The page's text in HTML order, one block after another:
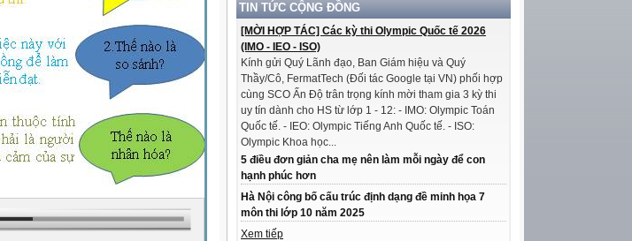
TIN TỨC CỘNG ĐỒNG
[MỜI HỢP TÁC] Các kỳ thi Olympic Quốc tế 2026
(IMO - IEO - ISO)
Kính gửi Quý Lãnh đạo, Ban Giám hiệu và Quý
Thầy/Cô, FermatTech (Đối tác Google tại VN) phối hợp
cùng SCO Ấn Độ trân trọng kính mời tham gia 3 kỳ thi
uy tín dành cho HS từ lớp 1 - 12: - IMO: Olympic Toán
Quốc tế. - IEO: Olympic Tiếng Anh Quốc tế. - ISO:
Olympic Khoa học...
5 điều đơn giản cha mẹ nên làm mỗi ngày để con
hạnh phúc hơn
Hà Nội công bố cấu trúc định dạng đề minh họa 7
môn thi lớp 10 năm 2025
Xem tiếp